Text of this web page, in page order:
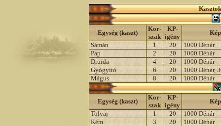
Egység (kaszt)
Kor-
szak
KP-
igény
Sámán
1 20
1000 Dénár
Pap
2 20
1000 Dénár
Druida
4 20
1000 Dénár
Gyógyító
6 20
1000 Dénár,
Mágus
8 20
1000 Dénár
Egység (kaszt)
Kor-
szak
KP-
igény
Tolvaj
1 20
1000 Dénár
Kém
3 20
1000 Dénár